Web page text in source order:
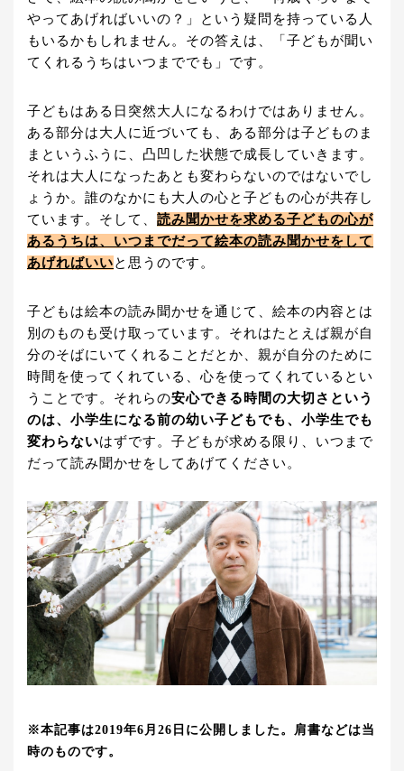
やってあげればいいの？」という疑問を持っている人
もいるかもしれません。その答えは、「子どもが聞い
てくれるうちはいつまででも」です。
子どもはある日突然大人になるわけではありません。
ある部分は大人に近づいても、ある部分は子どものま
まというふうに、凸凹した状態で成長していきます。
それは大人になったあとも変わらないのではないでし
ょうか。誰のなかにも大人の心と子どもの心が共存し
ています。そして、 読み聞かせを求める子どもの心が
あるうちは、いつまでだって絵本の読み聞かせをして
あげればいいと思うのです。
子どもは絵本の読み聞かせを通じて、絵本の内容とは
別のものも受け取っています。それはたとえば親が自
分のそばにいてくれることだとか、親が自分のために
時間を使ってくれている、心を使ってくれているとい
うことです。それらの安心できる時間の大切さという
のは、小学生になる前の幼い子どもでも、小学生でも
変わらないはずです。子どもが求める限り、いつまで
だって読み聞かせをしてあげてください。
※本記事は2019年6月26日に公開しました。肩書などは当
時のものです。